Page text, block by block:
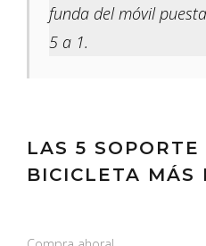
funda del móvil
5 a 1.
LAS 5
BICICLETA MÁS